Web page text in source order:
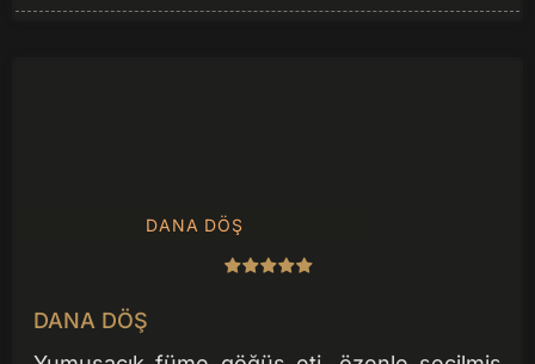
DANA DÖŞ
DANA DÖŞ